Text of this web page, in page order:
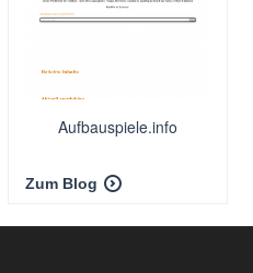
Aufbauspiele.info
Zum Blog